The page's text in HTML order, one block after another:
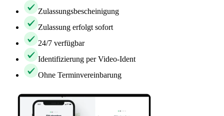
Zulassungsbescheinigung
Zulassung erfolgt sofort
24/7 verfügbar
Identifizierung per Video-Ident
Ohne Terminvereinbarung